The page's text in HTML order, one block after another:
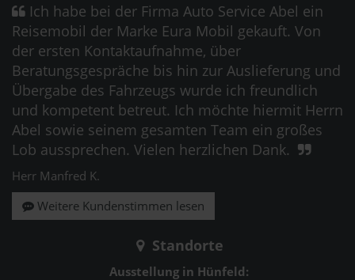
Ich habe bei der Firma Auto Service Abel ein
Reisemobil der Marke Eura Mobil gekauft. Von
der ersten Kontaktaufnahme, über
Beratungsgespräche bis hin zur Auslieferung und
Übergabe des Fahrzeugs wurde ich freundlich
und kompetent betreut. Ich möchte hiermit Herrn
Abel sowie seinem gesamten Team ein großes
Lob aussprechen. Vielen herzlichen Dank.
Herr Manfred K.
Weitere Kundenstimmen lesen
Standorte
Ausstellung in Hünfeld: